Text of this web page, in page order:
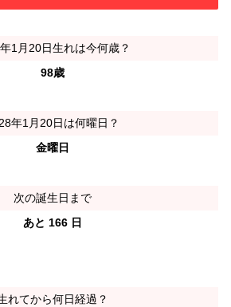
1月20日生れは今何歳？
98歳
年1月20日は何曜日？
金曜日
次の誕生日まで
あと 166 日
れてから何日経過？